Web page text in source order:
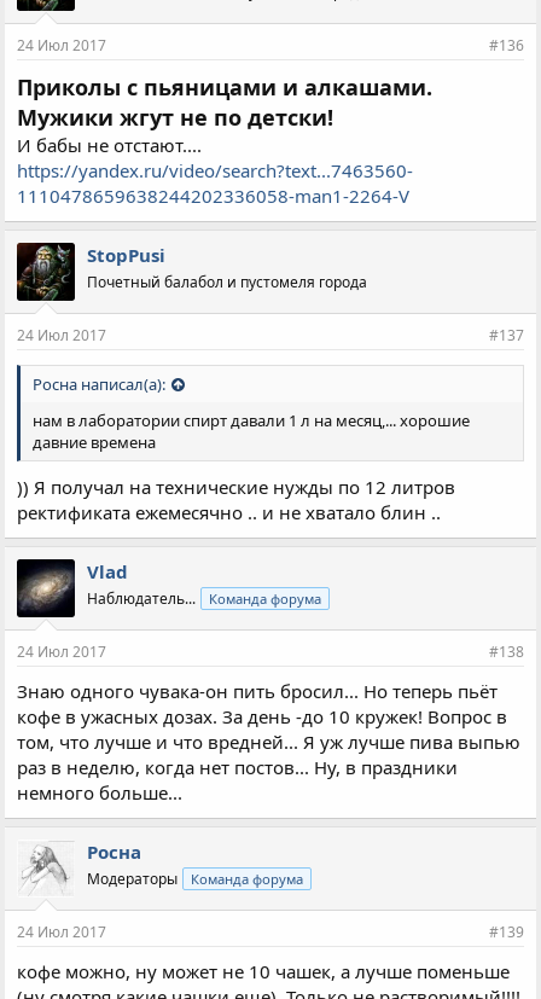
24 Июл 2017 #136
Приколы с пьяницами и алкашами.
Мужики жгут не по детски!
И бабы не отстают....
https://yandex.ru/video/search?text...7463560-
1110478659638244202336058-man1-2264-V
StopPusi
Почетный балабол и пустомеля города
24 Июл 2017 #137
Росна написал(а):
нам в лаборатории спирт давали 1 л на месяц,... хорошие
давние времена
)) Я получал на технические нужды по 12 литров
ректификата ежемесячно .. и не хватало блин ..
Vlad
Наблюдатель... Команда форума
24 Июл 2017 #138
Знаю одного чувака-он пить бросил... Но теперь пьёт
кофе в ужасных дозах. За день -до 10 кружек! Вопрос в
том, что лучше и что вредней... Я уж лучше пива выпью
раз в неделю, когда нет постов... Ну, в праздники
немного больше...
Росна
Модераторы Команда форума
24 Июл 2017 #139
кофе можно, ну может не 10 чашек, а лучше поменьше